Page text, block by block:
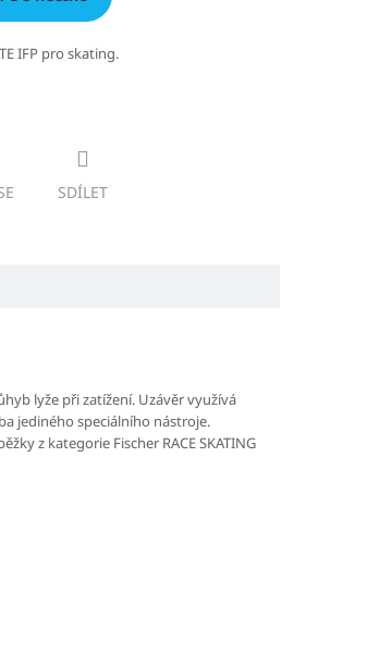
IFP pro skating.
SDÍLET
lyže při zatížení. Uzávěr využívá
jediného speciálního nástroje.
z kategorie Fischer RACE SKATING